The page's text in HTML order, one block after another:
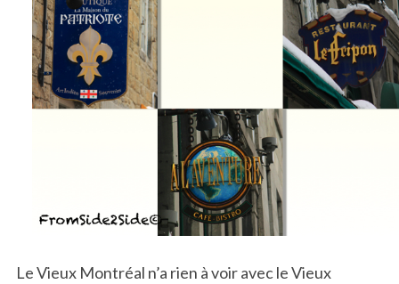
Le Vieux Montréal n’a rien à voir avec le Vieux